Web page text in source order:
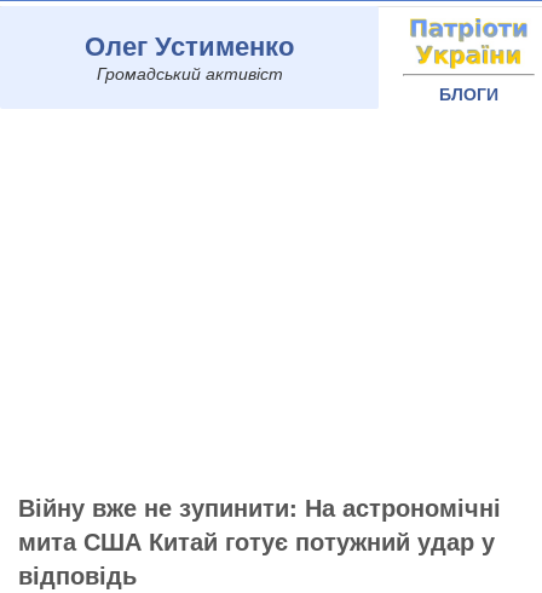
Олег Устименко
Громадський активіст
БЛОГИ
Війну вже не зупинити: На астрономічні
мита США Китай готує потужний удар у
відповідь